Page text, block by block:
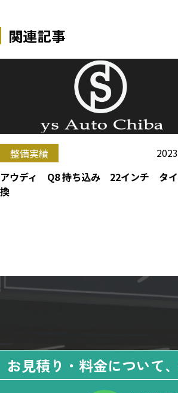
関連記事
整備実績
アウディ Q8 持ち込み 22インチ タ
換
お見積り・料金について